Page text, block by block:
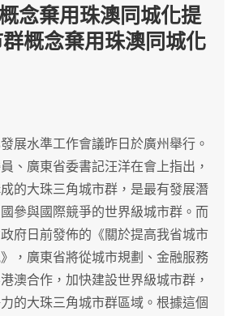
念棄用珠澳同城化提
概念棄用珠澳同城化
展水準工作會議昨日於廣州舉行。
、廣東省委書記汪洋在會上指出，
的大珠三角城市群，是最有發展潛
參與國際競爭的世界級城市群。而
府日前發佈的《關於提高我省城市
，廣東省將從城市規劃、金融服務
澳合作，加快建設世界級城市群，
的大珠三角城市群區域。根據這個